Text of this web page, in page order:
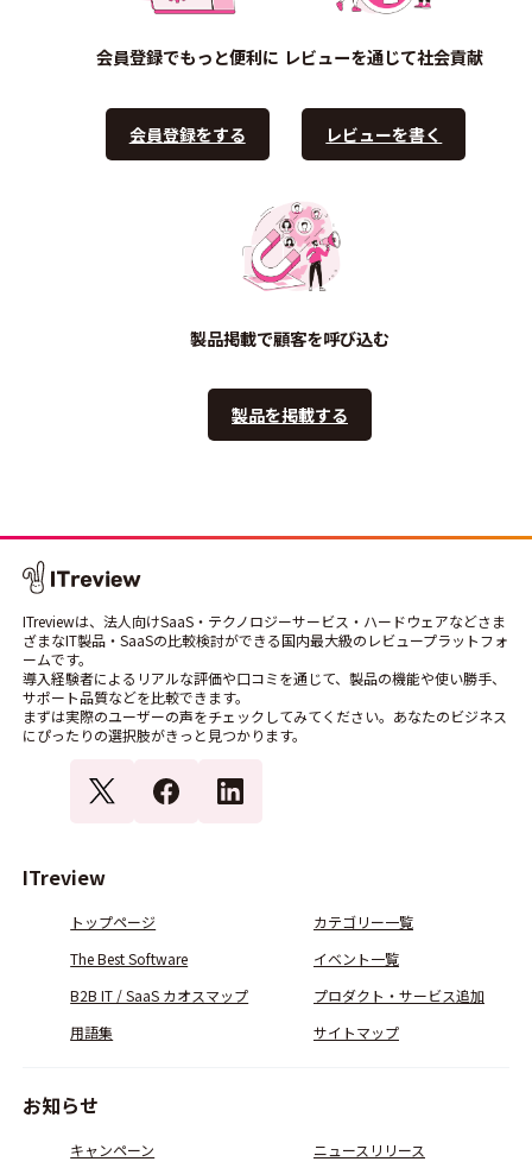
会員登録でもっと便利に
会員登録をする
レビューを通じて社会貢献
レビューを書く
製品掲載で顧客を呼び込む
製品を掲載する
ITreviewは、法人向けSaaS・テクノロジーサービス・ハードウェアなどさま
ざまなIT製品・SaaSの比較検討ができる国内最大級のレビュープラットフォ
ームです。
導入経験者によるリアルな評価や口コミを通じて、製品の機能や使い勝手、
サポート品質などを比較できます。
まずは実際のユーザーの声をチェックしてみてください。あなたのビジネス
にぴったりの選択肢がきっと見つかります。
ITreview
トップページ
カテゴリー一覧
The Best Software
イベント一覧
B2B IT / SaaS カオスマップ
プロダクト・サービス追加
用語集
サイトマップ
お知らせ
キャンペーン ニュースリリース